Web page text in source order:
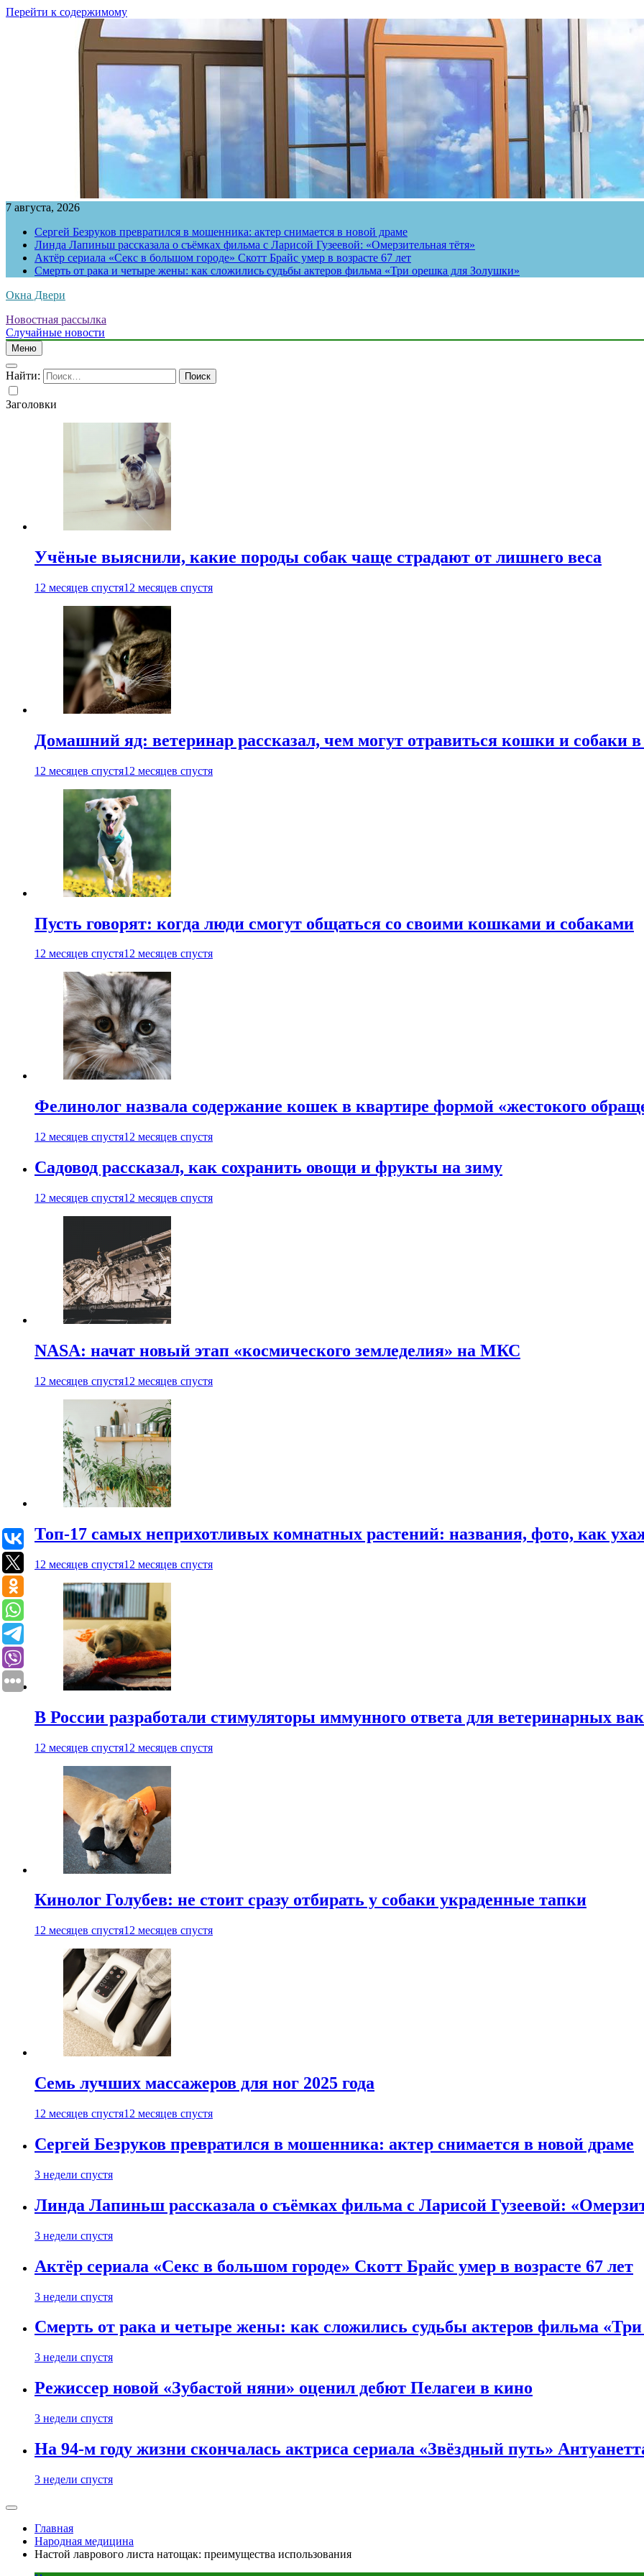
Перейти к содержимому
7 августа, 2026
Сергей Безруков превратился в мошенника: актер снимается в новой драме
Линда Лапиньш рассказала о съёмках фильма с Ларисой Гузеевой: «Омерзительная тётя»
Актёр сериала «Секс в большом городе» Скотт Брайс умер в возрасте 67 лет
Смерть от рака и четыре жены: как сложились судьбы актеров фильма «Три орешка для Золушки»
Окна Двери
Новостная рассылка
Случайные новости
Меню
Найти:
Заголовки
Учёные выяснили, какие породы собак чаще страдают от лишнего веса
12 месяцев спустя12 месяцев спустя
Домашний яд: ветеринар рассказал, чем могут отравиться кошки и собаки
12 месяцев спустя12 месяцев спустя
Пусть говорят: когда люди смогут общаться со своими кошками и собаками
12 месяцев спустя12 месяцев спустя
Фелинолог назвала содержание кошек в квартире формой «жестокого
12 месяцев спустя12 месяцев спустя
Садовод рассказал, как сохранить овощи и фрукты на зиму
12 месяцев спустя12 месяцев спустя
NASA: начат новый этап «космического земледелия» на МКС
12 месяцев спустя12 месяцев спустя
Топ-17 самых неприхотливых комнатных растений: названия, фото, как
12 месяцев спустя12 месяцев спустя
В России разработали стимуляторы иммунного ответа для ветеринарных
12 месяцев спустя12 месяцев спустя
Кинолог Голубев: не стоит сразу отбирать у собаки украденные тапки
12 месяцев спустя12 месяцев спустя
Семь лучших массажеров для ног 2025 года
12 месяцев спустя12 месяцев спустя
Сергей Безруков превратился в мошенника: актер снимается в новой драме
3 недели спустя
Линда Лапиньш рассказала о съёмках фильма с Ларисой Гузеевой:
3 недели спустя
Актёр сериала «Секс в большом городе» Скотт Брайс умер в возрасте 67 лет
3 недели спустя
Смерть от рака и четыре жены: как сложились судьбы актеров фильма
3 недели спустя
Режиссер новой «Зубастой няни» оценил дебют Пелагеи в кино
3 недели спустя
На 94-м году жизни скончалась актриса сериала «Звёздный путь»
3 недели спустя
Главная
Народная медицина
Настой лаврового листа натощак: преимущества использования